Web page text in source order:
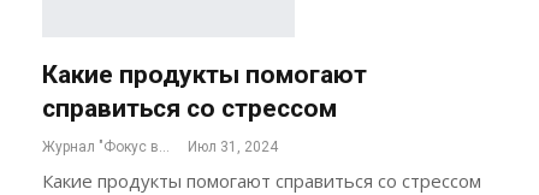
Какие продукты помогают
справиться со стрессом
Журнал "Фокус внимания" Июл 31, 2024
Какие продукты помогают справиться со стрессом